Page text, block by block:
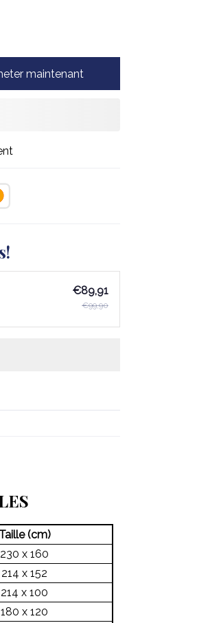
maintenant
€89,91
€99,90
Taille (cm)
230 x 160
214 x 152
214 x 100
180 x 120